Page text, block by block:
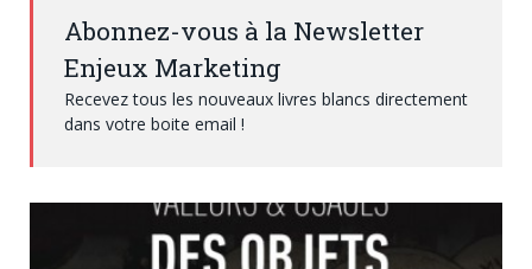
Abonnez-vous à la Newsletter
Enjeux Marketing
Recevez tous les nouveaux livres blancs directement
dans votre boite email !